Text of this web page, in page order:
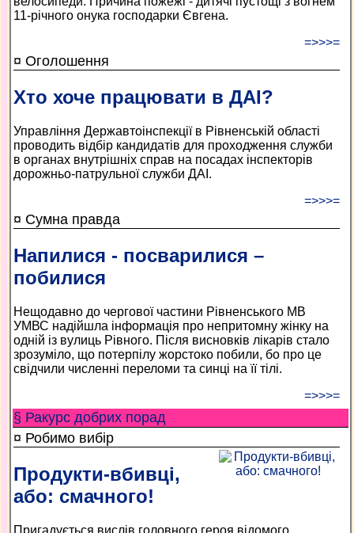
11-річного онука господарки Євгена.
=>>>=
¤ Оголошення
Хто хоче працювати в ДАІ?
Управління Державтоінспекції в Рівненській області
проводить відбір кандидатів для проходження служби
в органах внутрішніх справ на посадах інспекторів
дорожньо-патрульної служби ДАІ.
=>>>=
¤ Сумна правда
Напилися - посварилися –
побилися
Нещодавно до чергової частини Рівненського МВ
УМВС надійшла інформація про непритомну жінку на
одній із вулиць Рівного. Після висновків лікарів стало
зрозуміло, що потерпілу жорстоко побили, бо про це
свідчили численні переломи та синці на її тілі.
=>>>=
§ Ракурс добрих порад
¤ Робимо вибір
Продукти-вбивці,
або: смачного!
Пригадується вислів головного героя відомого